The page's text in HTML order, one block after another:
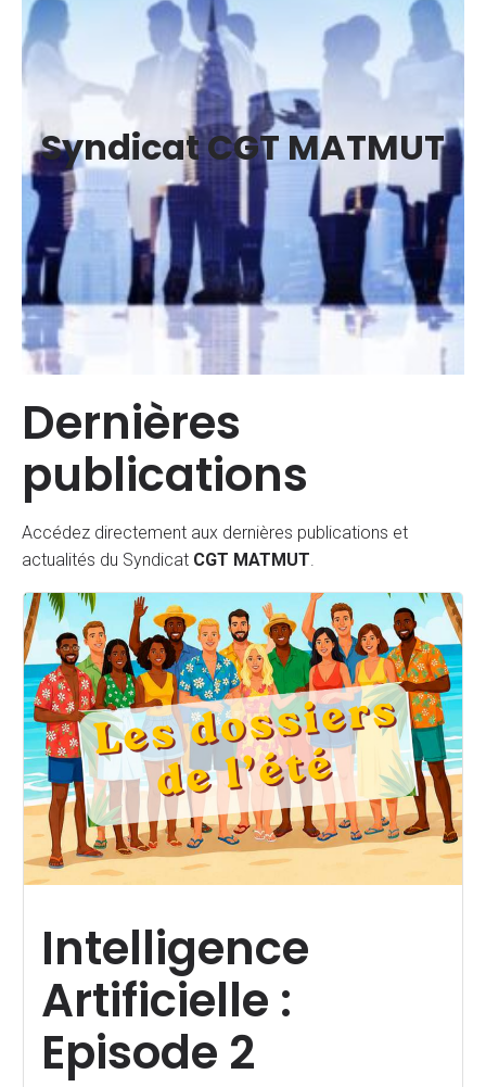
Syndicat CGT MATMUT
Dernières
publications
Accédez directement aux dernières publications et
actualités du Syndicat CGT MATMUT.
Intelligence
Artificielle :
Episode 2